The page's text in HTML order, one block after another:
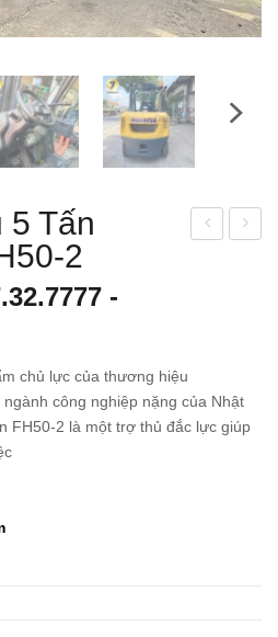
1.5
Tấn
12V
24V
5 Tấn
2
-
chủ lực của thương hiệu
ngành công nghiệp nặng của Nhật
FH50-2 là một trợ thủ đắc lực giúp